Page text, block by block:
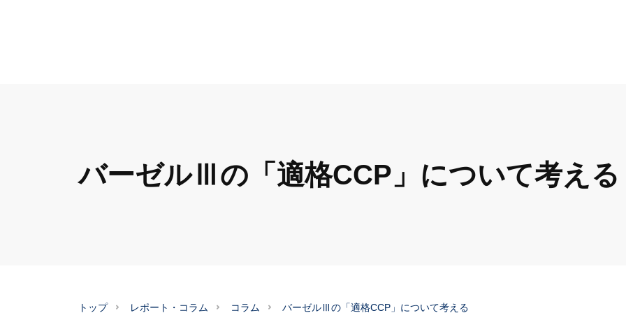
バーゼルⅢの「適格CCP」について考える
トップ レポート・コラム コラム バーゼルⅢの「適格CCP」について考える